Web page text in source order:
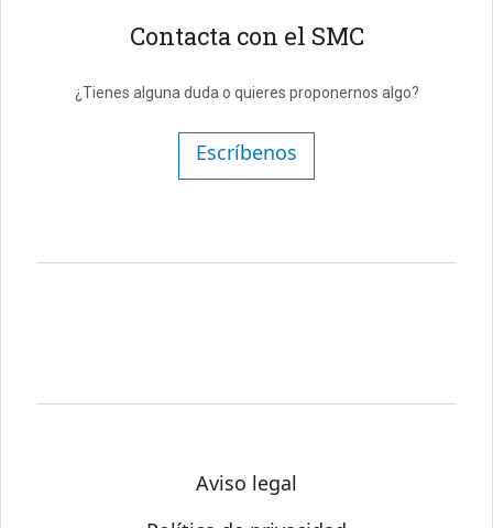
Contacta con el SMC
¿Tienes alguna duda o quieres proponernos algo?
Escríbenos
Aviso legal